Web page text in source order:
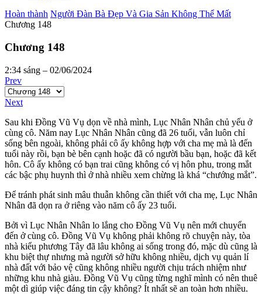
Hoàn thành Người Đàn Bà Đẹp Và Gia Sản Không Thể Mất
Chương 148
Chương 148
2:34 sáng – 02/06/2024
Prev
Next
Sau khi Đồng Vũ Vụ dọn về nhà mình, Lục Nhân Nhân chủ yếu ở
cùng cô. Năm nay Lục Nhân Nhân cũng đã 26 tuổi, vẫn luôn chỉ
sống bên ngoài, không phải cô ấy không hợp với cha mẹ mà là đến
tuổi này rồi, bạn bè bên cạnh hoặc đã có người bầu bạn, hoặc đã kết
hôn. Cô ấy không có bạn trai cũng không có vị hôn phu, trong mắt
các bậc phụ huynh thì ở nhà nhiều xem chừng là khá “chướng mắt”.
Để tránh phát sinh mâu thuẫn không cần thiết với cha mẹ, Lục Nhân
Nhân đã dọn ra ở riêng vào năm cô ấy 23 tuổi.
Bởi vì Lục Nhân Nhân lo lắng cho Đồng Vũ Vụ nên mới chuyển
đến ở cùng cô. Đồng Vũ Vụ không phải không rõ chuyện này, tòa
nhà kiểu phương Tây đã lâu không ai sống trong đó, mặc dù cũng là
khu biệt thự nhưng mà người sở hữu không nhiều, dịch vụ quản lí
nhà đất với bảo vệ cũng không nhiều người chịu trách nhiệm như
những khu nhà giàu. Đồng Vũ Vụ cũng từng nghĩ mình có nên thuê
một dì giúp việc đáng tin cậy không? Ít nhất sẽ an toàn hơn nhiều.